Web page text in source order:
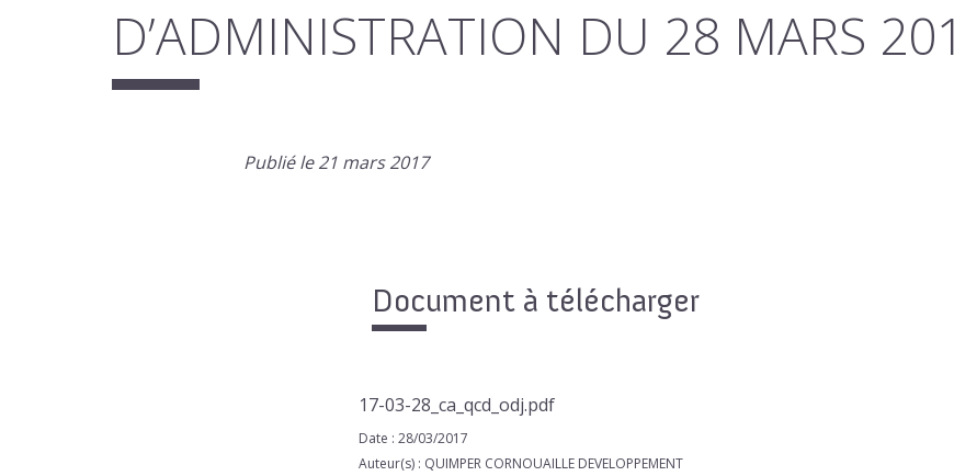
D’ADMINISTRATION DU 28 MARS
Publié le 21 mars 2017
Document à télécharger
17-03-28_ca_qcd_odj.pdf
Date : 28/03/2017
Auteur(s) : QUIMPER CORNOUAILLE DEVELOPPEMENT